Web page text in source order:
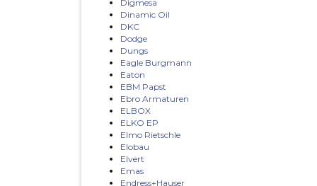
Digmesa
Dinamic Oil
DKC
Dodge
Dungs
Eagle Burgmann
Eaton
EBM Papst
Ebro Armaturen
ELBOX
ELKO EP
Elmo Rietschle
Elobau
Elvert
Emas
Endress+Hauser